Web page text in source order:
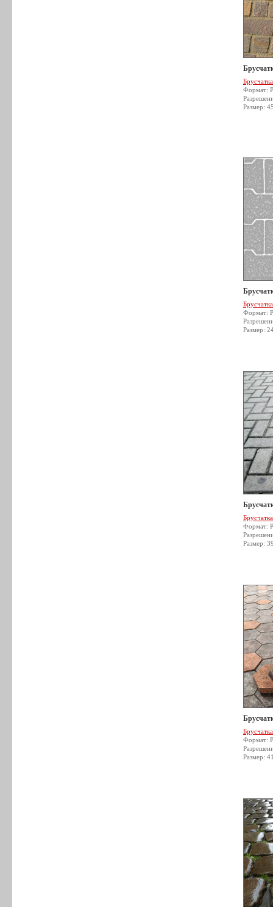
Брусчатка
Формат:
Размер:
Брусчатка
Формат:
Размер:
Брусчатка
Формат:
Размер:
Брусчатка
Формат:
Размер: